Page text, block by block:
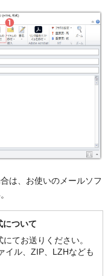
は、お使いのメールソフ
について
てお送りください。
イル、ZIP、LZHなども